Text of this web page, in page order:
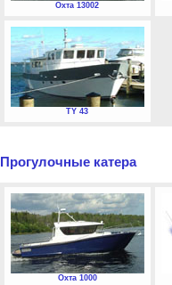
Охта 13002
TY 43
Прогулочные катера
Охта 1000